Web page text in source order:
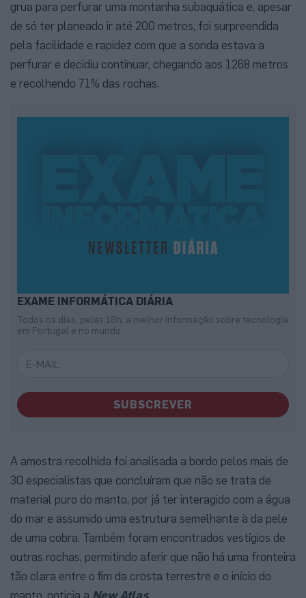
grua para perfurar uma montanha subaquática e, apesar
de só ter planeado ir até 200 metros, foi surpreendida
pela facilidade e rapidez com que a sonda estava a
perfurar e decidiu continuar, chegando aos 1268 metros
e recolhendo 71% das rochas.
EXAME INFORMÁTICA DIÁRIA
Todos os dias, pelas 18h, a melhor informação sobre tecnologia
em Portugal e no mundo
SUBSCREVER
A amostra recolhida foi analisada a bordo pelos mais de
30 especialistas que concluíram que não se trata de
material puro do manto, por já ter interagido com a água
do mar e assumido uma estrutura semelhante à da pele
de uma cobra. Também foram encontrados vestígios de
outras rochas, permitindo aferir que não há uma fronteira
tão clara entre o fim da crosta terrestre e o início do
manto, noticia a New Atlas.